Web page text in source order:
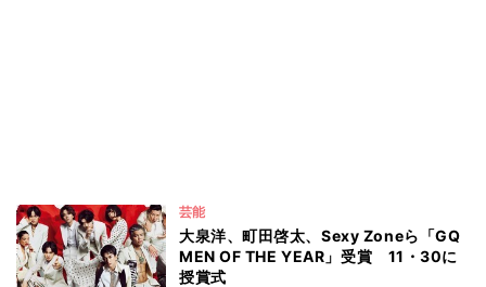
芸能
大泉洋、町田啓太、Sexy Zoneら「GQ
MEN OF THE YEAR」受賞 11・30に
授賞式